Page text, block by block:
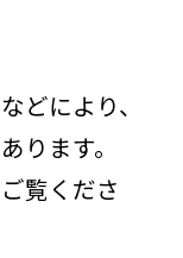
どにより、
ります。
覧くださ